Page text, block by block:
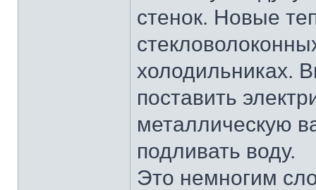
стенок. Новые
холодильниках.
поставить
металлическую
подливать воду.
Это немногим